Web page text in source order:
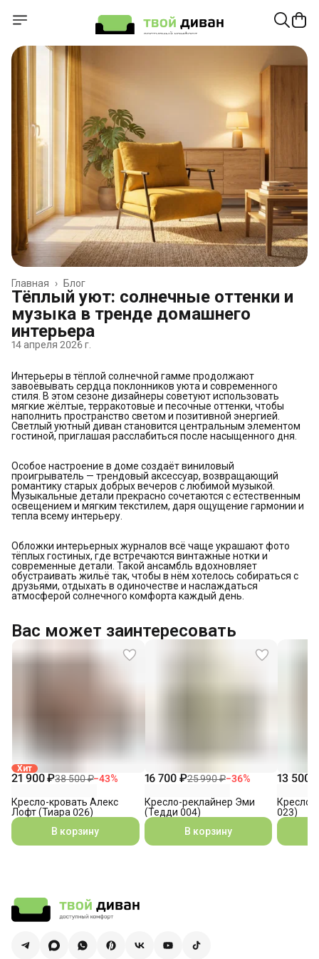
Блог
Главная ›
Тёплый уют: солнечные оттенки и
музыка в тренде домашнего
интерьера
14 апреля 2026 г.
Интерьеры в тёплой солнечной гамме продолжают
завоёвывать сердца поклонников уюта и современного
стиля. В этом сезоне дизайнеры советуют использовать
мягкие жёлтые, терракотовые и песочные оттенки, чтобы
наполнить пространство светом и позитивной энергией.
Светлый уютный диван становится центральным элементом
гостиной, приглашая расслабиться после насыщенного дня.
Особое настроение в доме создаёт виниловый
проигрыватель — трендовый аксессуар, возвращающий
романтику старых добрых вечеров с любимой музыкой.
Музыкальные детали прекрасно сочетаются с естественным
освещением и мягким текстилем, даря ощущение гармонии и
тепла всему интерьеру.
Обложки интерьерных журналов всё чаще украшают фото
тёплых гостиных, где встречаются винтажные нотки и
современные детали. Такой ансамбль вдохновляет
обустраивать жильё так, чтобы в нём хотелось собираться с
друзьями, отдыхать в одиночестве и наслаждаться
атмосферой солнечного комфорта каждый день.
Вас может заинтересовать
Хит
21 900 ₽38 500 ₽−43%
Кресло-кровать Алекс
Лофт (Тиара 026)
В корзину
16 700 ₽25 990 ₽−36%
Кресло-реклайнер Эми
(Тедди 004)
В корзину
13 500
Кресло
023)